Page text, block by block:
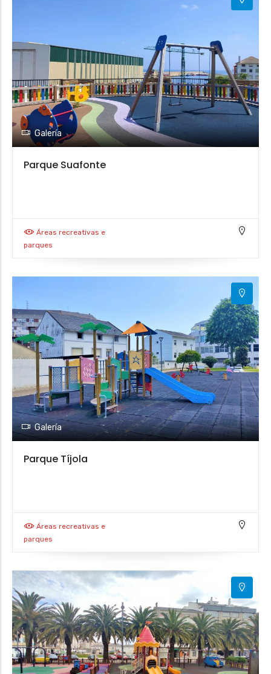
Galería
Parque Suafonte
Áreas recreativas e
parques
Galería
Parque Tíjola
Áreas recreativas e
parques